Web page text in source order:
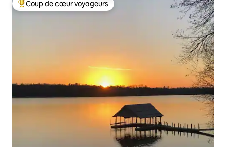
Coups de cœur voyageurs les plus appréciés
Coup de cœur voyageurs